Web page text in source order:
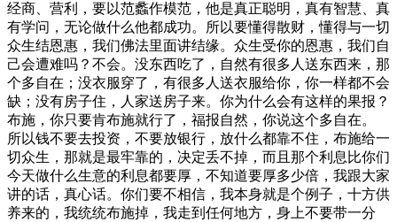
经商、营利，要以范蠡作模范，他是真正聪明，真有智慧、真
有学问，无论做什么他都成功。所以要懂得散财，懂得与一切
众生结恩惠，我们佛法里面讲结缘。众生受你的恩惠，我们自
己会遭难吗？不会。没东西吃了，自然有很多人送东西来，那
个多自在；没衣服穿了，有很多人送衣服给你，你一样都不会
缺；没有房子住，人家送房子来。你为什么会有这样的果报？
布施，你只要肯布施就行了，福报自然，你说这个多自在。
所以钱不要去投资，不要放银行，放什么都靠不住，布施给一
切众生，那就是最牢靠的，决定丢不掉，而且那个利息比你们
今天做什么生意的利息都要厚，不知道要厚多少倍，我跟大家
讲的话，真心话。你们要不相信，我本身就是个例子，十方供
养来的，我统统布施掉，我走到任何地方，身上不要带一分